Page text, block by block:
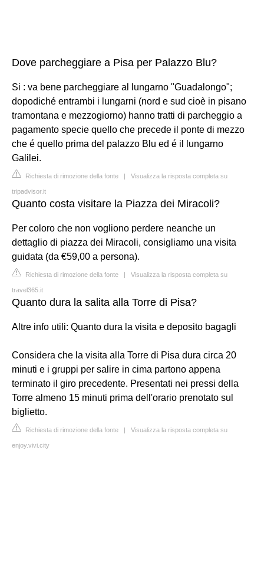
Dove parcheggiare a Pisa per Palazzo Blu?
Si : va bene parcheggiare al lungarno "Guadalongo";
dopodiché entrambi i lungarni (nord e sud cioè in pisano
tramontana e mezzogiorno) hanno tratti di parcheggio a
pagamento specie quello che precede il ponte di mezzo
che é quello prima del palazzo Blu ed é il lungarno
Galilei.
Richiesta di rimozione della fonte | Visualizza la risposta completa su
tripadvisor.it
Quanto costa visitare la Piazza dei Miracoli?
Per coloro che non vogliono perdere neanche un
dettaglio di piazza dei Miracoli, consigliamo una visita
guidata (da €59,00 a persona).
Richiesta di rimozione della fonte | Visualizza la risposta completa su
travel365.it
Quanto dura la salita alla Torre di Pisa?
Altre info utili: Quanto dura la visita e deposito bagagli
Considera che la visita alla Torre di Pisa dura circa 20
minuti e i gruppi per salire in cima partono appena
terminato il giro precedente. Presentati nei pressi della
Torre almeno 15 minuti prima dell'orario prenotato sul
biglietto.
Richiesta di rimozione della fonte | Visualizza la risposta completa su
enjoy.vivi.city